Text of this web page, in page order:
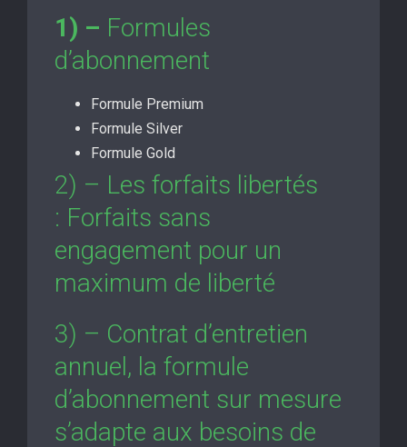
1) – Formules
d’abonnement
Formule Premium
Formule Silver
Formule Gold
2) – Les forfaits libertés
: Forfaits sans
engagement pour un
maximum de liberté
3) – Contrat d’entretien
annuel, la formule
d’abonnement sur mesure
s’adapte aux besoins de